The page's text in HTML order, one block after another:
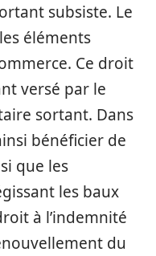
subsiste. Le
éléments
Ce droit
versé par le
sortant. Dans
bénéficier de
que les
les baux
à l’indemnité
du